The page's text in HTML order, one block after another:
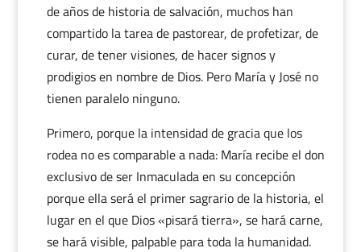
de años de historia de salvación, muchos han
compartido la tarea de pastorear, de profetizar, de
curar, de tener visiones, de hacer signos y
prodigios en nombre de Dios. Pero María y José no
tienen paralelo ninguno.
Primero, porque la intensidad de gracia que los
rodea no es comparable a nada: María recibe el don
exclusivo de ser Inmaculada en su concepción
porque ella será el primer sagrario de la historia, el
lugar en el que Dios «pisará tierra», se hará carne,
se hará visible, palpable para toda la humanidad.